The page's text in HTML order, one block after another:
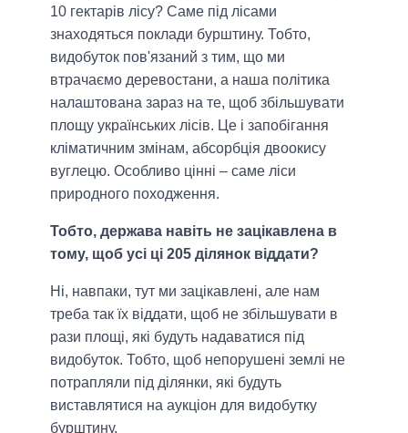
10 гектарів лісу? Саме під лісами
знаходяться поклади бурштину. Тобто,
видобуток пов'язаний з тим, що ми
втрачаємо деревостани, а наша політика
налаштована зараз на те, щоб збільшувати
площу українських лісів. Це і запобігання
кліматичним змінам, абсорбція двоокису
вуглецю. Особливо цінні – саме ліси
природного походження.
Тобто, держава навіть не зацікавлена в
тому, щоб усі ці 205 ділянок віддати?
Ні, навпаки, тут ми зацікавлені, але нам
треба так їх віддати, щоб не збільшувати в
рази площі, які будуть надаватися під
видобуток. Тобто, щоб непорушені землі не
потрапляли під ділянки, які будуть
виставлятися на аукціон для видобутку
бурштину.